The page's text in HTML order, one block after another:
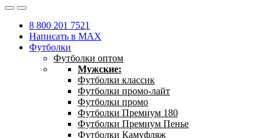
8 800 201 7521
Написать в MAX
Футболки
Футболки оптом
Мужские:
Футболки классик
Футболки промо-лайт
Футболки промо
Футболки Премиум 180
Футболки Премиум Пенье
Футболки Камуфляж